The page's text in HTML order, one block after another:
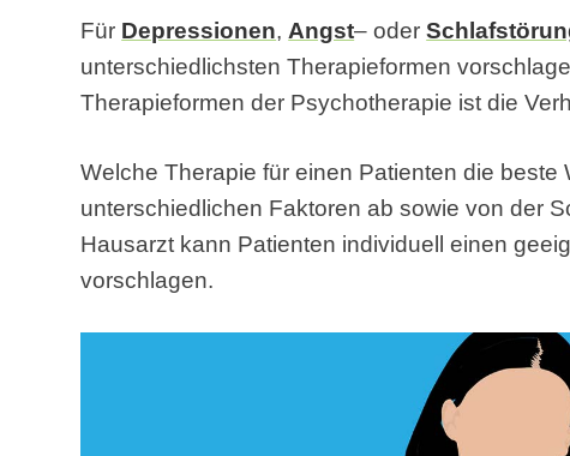
Für Depressionen, Angst– oder
unterschiedlichsten Therapieformen
Therapieformen der Psychotherapie ist die
Welche Therapie für einen Patienten die beste
unterschiedlichen Faktoren ab sowie von der
Hausarzt kann Patienten individuell einen
vorschlagen.